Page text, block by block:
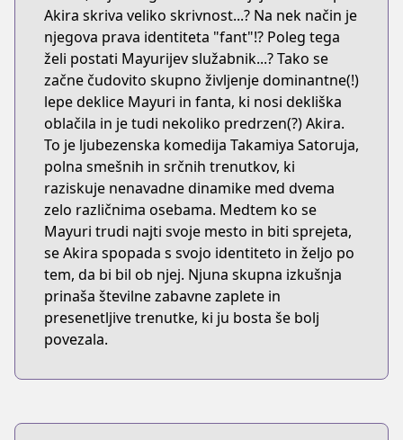
Akira skriva veliko skrivnost...? Na nek način je
njegova prava identiteta "fant"!? Poleg tega
želi postati Mayurijev služabnik...? Tako se
začne čudovito skupno življenje dominantne(!)
lepe deklice Mayuri in fanta, ki nosi dekliška
oblačila in je tudi nekoliko predrzen(?) Akira.
To je ljubezenska komedija Takamiya Satoruja,
polna smešnih in srčnih trenutkov, ki
raziskuje nenavadne dinamike med dvema
zelo različnima osebama. Medtem ko se
Mayuri trudi najti svoje mesto in biti sprejeta,
se Akira spopada s svojo identiteto in željo po
tem, da bi bil ob njej. Njuna skupna izkušnja
prinaša številne zabavne zaplete in
presenetljive trenutke, ki ju bosta še bolj
povezala.